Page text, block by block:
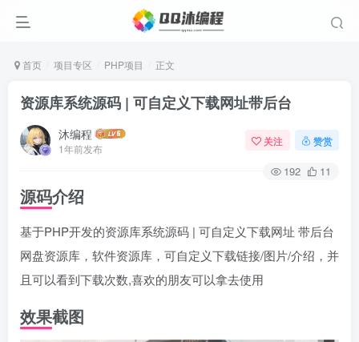
首页 项目专区 PHP项目 正文
资源库系统源码 | 可自定义下载网址带后台
沐编程
1年前发布
关注 赞赏
192 11
源码介绍
基于PHP开发的资源库系统源码 | 可自定义下载网址 带后台
网盘资源库，软件资源库，可自定义下载链接/图片/介绍，并
且可以看到下载次数,喜欢的朋友可以拿去使用
效果截图